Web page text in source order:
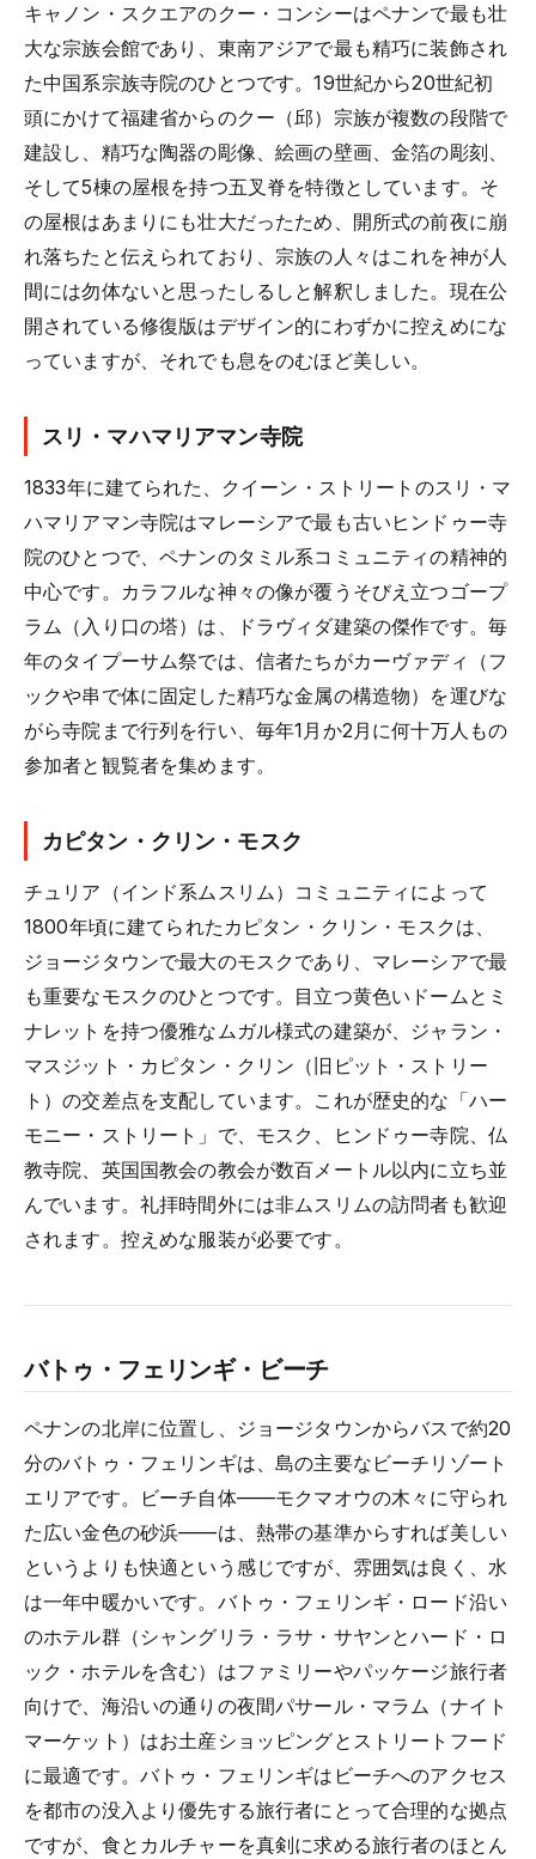
キャノン・スクエアのクー・コンシーはペナンで最も壮
大な宗族会館であり、東南アジアで最も精巧に装飾され
た中国系宗族寺院のひとつです。19世紀から20世紀初
頭にかけて福建省からのクー（邱）宗族が複数の段階で
建設し、精巧な陶器の彫像、絵画の壁画、金箔の彫刻、
そして5棟の屋根を持つ五叉脊を特徴としています。そ
の屋根はあまりにも壮大だったため、開所式の前夜に崩
れ落ちたと伝えられており、宗族の人々はこれを神が人
間には勿体ないと思ったしるしと解釈しました。現在公
開されている修復版はデザイン的にわずかに控えめにな
っていますが、それでも息をのむほど美しい。
スリ・マハマリアマン寺院
1833年に建てられた、クイーン・ストリートのスリ・マ
ハマリアマン寺院はマレーシアで最も古いヒンドゥー寺
院のひとつで、ペナンのタミル系コミュニティの精神的
中心です。カラフルな神々の像が覆うそびえ立つゴープ
ラム（入り口の塔）は、ドラヴィダ建築の傑作です。毎
年のタイプーサム祭では、信者たちがカーヴァディ（フ
ックや串で体に固定した精巧な金属の構造物）を運びな
がら寺院まで行列を行い、毎年1月か2月に何十万人もの
参加者と観覧者を集めます。
カピタン・クリン・モスク
チュリア（インド系ムスリム）コミュニティによって
1800年頃に建てられたカピタン・クリン・モスクは、
ジョージタウンで最大のモスクであり、マレーシアで最
も重要なモスクのひとつです。目立つ黄色いドームとミ
ナレットを持つ優雅なムガル様式の建築が、ジャラン・
マスジット・カピタン・クリン（旧ピット・ストリー
ト）の交差点を支配しています。これが歴史的な「ハー
モニー・ストリート」で、モスク、ヒンドゥー寺院、仏
教寺院、英国国教会の教会が数百メートル以内に立ち並
んでいます。礼拝時間外には非ムスリムの訪問者も歓迎
されます。控えめな服装が必要です。
バトゥ・フェリンギ・ビーチ
ペナンの北岸に位置し、ジョージタウンからバスで約20
分のバトゥ・フェリンギは、島の主要なビーチリゾート
エリアです。ビーチ自体——モクマオウの木々に守られ
た広い金色の砂浜——は、熱帯の基準からすれば美しい
というよりも快適という感じですが、雰囲気は良く、水
は一年中暖かいです。バトゥ・フェリンギ・ロード沿い
のホテル群（シャングリラ・ラサ・サヤンとハード・ロ
ック・ホテルを含む）はファミリーやパッケージ旅行者
向けで、海沿いの通りの夜間パサール・マラム（ナイト
マーケット）はお土産ショッピングとストリートフード
に最適です。バトゥ・フェリンギはビーチへのアクセス
を都市の没入より優先する旅行者にとって合理的な拠点
ですが、食とカルチャーを真剣に求める旅行者のほとん